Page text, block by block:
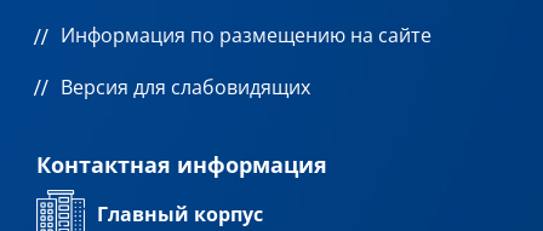
Информация по размещению на сайте
Версия для слабовидящих
Контактная информация
Главный корпус